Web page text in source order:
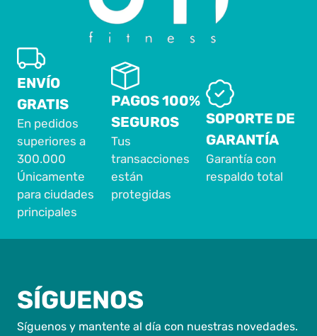
ENVÍO
GRATIS
En pedidos
superiores a
300.000
Únicamente
para ciudades
principales
PAGOS 100%
SEGUROS
Tus
transacciones
están
protegidas
SOPORTE DE
GARANTÍA
Garantía con
respaldo total
SÍGUENOS
Síguenos y mantente al día con nuestras novedades.